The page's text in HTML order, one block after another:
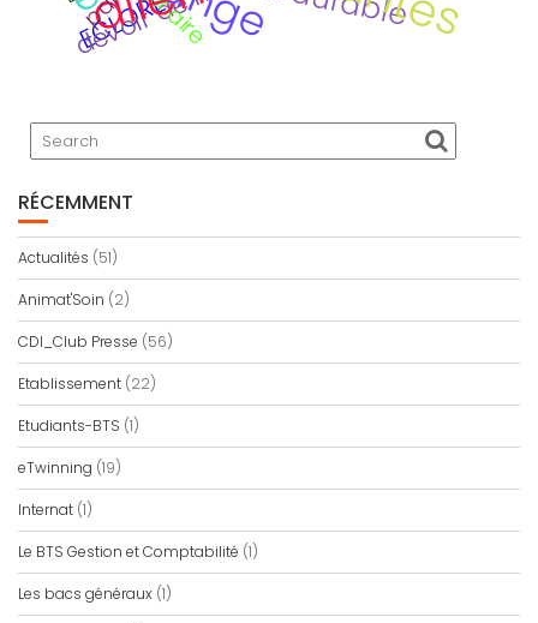
ECLORE
RÉCEMMENT
Actualités (51)
Animat'Soin (2)
CDI_Club Presse (56)
Etablissement (22)
Etudiants-BTS (1)
eTwinning (19)
Internat (1)
Le BTS Gestion et Comptabilité (1)
Les bacs généraux (1)